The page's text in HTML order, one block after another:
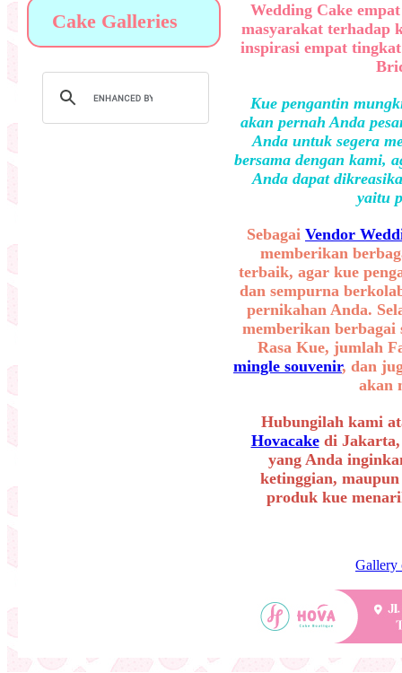
Cake Galleries
Wedding Cake
masyarakat terhadap
inspirasi empat
Kue pengantin
akan pernah Anda
Anda untuk segera
bersama dengan kami,
Anda dapat
yaitu
Sebagai Vendor
memberikan
terbaik, agar kue
dan sempurna
pernikahan Anda.
memberikan
Rasa Kue, jumlah
mingle souvenir, dan
akan
Hubungilah kami
Hovacakedi Jakarta,
yang Anda
ketinggian,
produk kue
Gallery